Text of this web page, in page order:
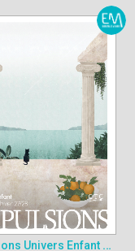
Impulsions Univers Enfant AH27/28